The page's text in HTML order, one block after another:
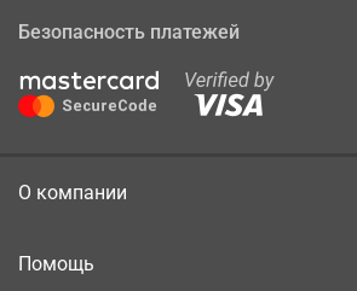
Безопасность платежей
О компании
Помощь